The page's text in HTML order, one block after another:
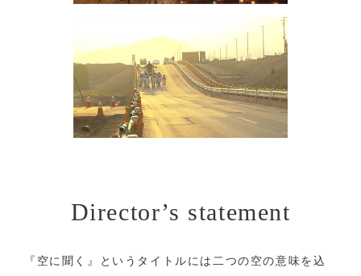
Director’s statement
『空に聞く』というタイトルには二つの空の意味を込